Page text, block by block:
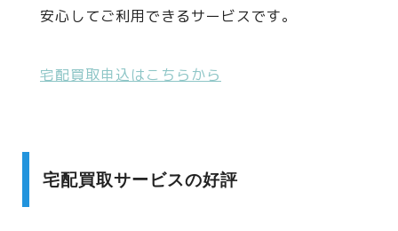
安心してご利用できるサービスです。
宅配買取申込はこちらから
宅配買取サービスの好評